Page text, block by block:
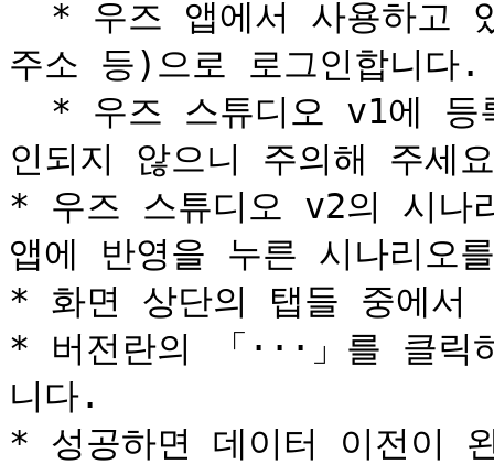
주소 등)으로 로그인합니다.
인되지 않으니 주의해 주세
* 우즈 스튜디오 v2의 시나
앱에 반영을 누른 시나리오
* 화면 상단의 탭들 중에서
* 버전란의 「···」를 클릭
니다.
* 성공하면 데이터 이전이